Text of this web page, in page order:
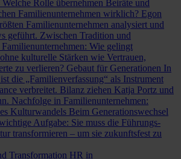
Welche Rolle übernehmen Beiräte und
Familienunternehmen wirklich? Egon
Familienunternehmen analysiert und
geführt. Zwischen Tradition und
Wie gelingt
kulturelle Stärken wie Vertrauen,
zu verlieren? Gebaut für Generationen In
die „Familienverfassung“ als Instrument
verbreitet. Bilanz ziehen Katja Portz und
Nachfolge in Familienunternehmen:
Kulturwandels Beim Generationswechsel
Aufgabe: Sie muss die Führungs-
transformieren – um sie zukunftsfest zu
Transformation HR in